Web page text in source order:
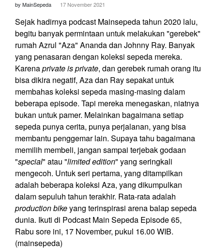
by MainSepeda 17 November 2021
Sejak hadirnya podcast Mainsepeda tahun 2020 lalu,
begitu banyak permintaan untuk melakukan "gerebek"
rumah Azrul "Aza" Ananda dan Johnny Ray. Banyak
yang penasaran dengan koleksi sepeda mereka.
Karenaprivate is private, dan gerebek rumah orang itu
bisa dikira negatif, Aza dan Ray sepakat untuk
membahas koleksi sepeda masing-masing dalam
beberapa episode. Tapi mereka menegaskan, niatnya
bukan untuk pamer. Melainkan bagaimana setiap
sepeda punya cerita, punya perjalanan, yang bisa
membantu penggemar lain. Supaya tahu bagaimana
memilih membeli, jangan sampai terjebak godaan
"special" atau "limited edition" yang seringkali
mengecoh. Untuk seri pertama, yang ditampilkan
adalah beberapa koleksi Aza, yang dikumpulkan
dalam sepuluh tahun terakhir. Rata-rata adalah
production bikeyang terinspirasi arena balap sepeda
dunia. Ikuti di Podcast Main Sepeda Episode 65,
Rabu sore ini, 17 November, pukul 16.00 WIB.
(mainsepeda)